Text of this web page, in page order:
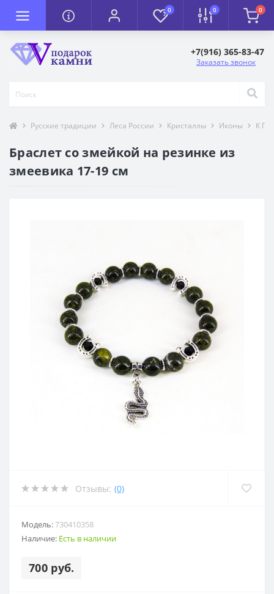
0 0 0
+7(916) 365-83-47
Заказать звонок
Русские традиции Леса России Кристаллы Иконы К
Браслет со змейкой на резинке из
змеевика 17-19 см
Отзывы: (0)
Модель:730410358
Наличие: Есть в наличии
700 руб.